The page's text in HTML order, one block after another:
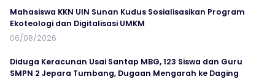
Mahasiswa KKN UIN Sunan Kudus Sosialisasikan Program
Ekoteologi dan Digitalisasi UMKM
06/08/2026
Diduga Keracunan Usai Santap MBG, 123 Siswa dan Guru
SMPN 2 Jepara Tumbang, Dugaan Mengarah ke Daging